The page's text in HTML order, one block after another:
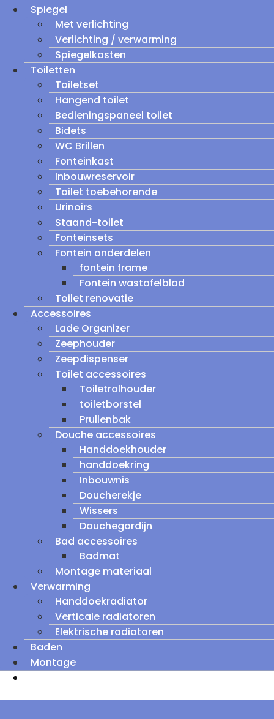
Spiegel
Met verlichting
Verlichting / verwarming
Spiegelkasten
Toiletten
Toiletset
Hangend toilet
Bedieningspaneel toilet
Bidets
WC Brillen
Fonteinkast
Inbouwreservoir
Toilet toebehorende
Urinoirs
Staand-toilet
Fonteinsets
Fontein onderdelen
fontein frame
Fontein wastafelblad
Toilet renovatie
Accessoires
Lade Organizer
Zeephouder
Zeepdispenser
Toilet accessoires
Toiletrolhouder
toiletborstel
Prullenbak
Douche accessoires
Handdoekhouder
handdoekring
Inbouwnis
Doucherekje
Wissers
Douchegordijn
Bad accessoires
Badmat
Montage materiaal
Verwarming
Handdoekradiator
Verticale radiatoren
Elektrische radiatoren
Baden
Montage